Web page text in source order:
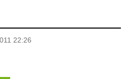
22:26